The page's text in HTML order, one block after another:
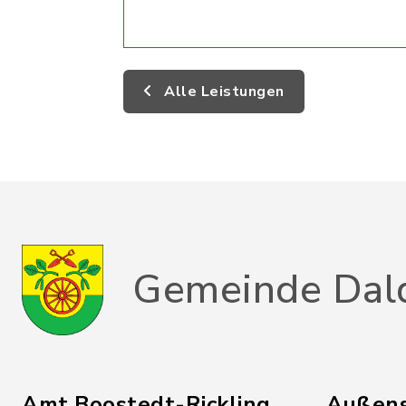
Alle Leistungen
Gemeinde